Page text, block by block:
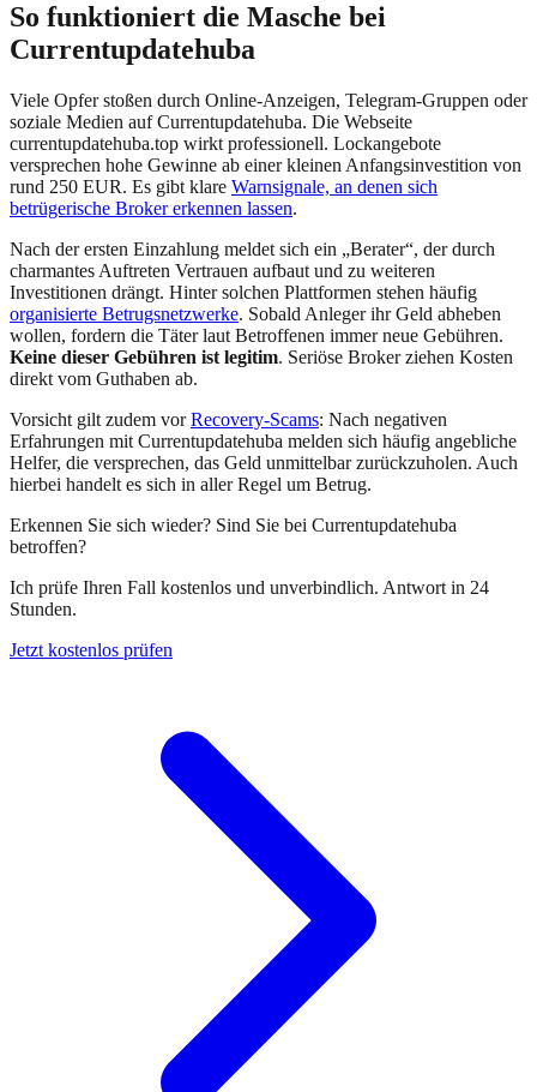
So funktioniert die Masche bei
Currentupdatehuba
Viele Opfer stoßen durch Online-Anzeigen, Telegram-Gruppen oder
soziale Medien aufCurrentupdatehuba. Die Webseite
currentupdatehuba.top wirkt professionell. Lockangebote
versprechen hohe Gewinne ab einer kleinen Anfangsinvestition von
rund 250 EUR. Es gibt klare Warnsignale, an denen sich
betrügerische Broker erkennen lassen.
Nach der ersten Einzahlung meldet sich ein „Berater“, der durch
charmantes Auftreten Vertrauen aufbaut und zu weiteren
Investitionen drängt. Hinter solchen Plattformen stehen häufig
organisierte Betrugsnetzwerke. Sobald Anleger ihr Geld abheben
wollen, fordern die Täter laut Betroffenen immer neue Gebühren.
Keine dieser Gebühren ist legitim. Seriöse Broker ziehen Kosten
direkt vom Guthaben ab.
Vorsicht gilt zudem vor Recovery-Scams: Nach negativen
Erfahrungen mit Currentupdatehuba melden sich häufig angebliche
Helfer, die versprechen, das Geld unmittelbar zurückzuholen. Auch
hierbei handelt es sich in aller Regel um Betrug.
Erkennen Sie sich wieder? Sind Sie bei Currentupdatehuba
betroffen?
Ich prüfe Ihren Fall kostenlos und unverbindlich. Antwort in 24
Stunden.
Jetzt kostenlos prüfen